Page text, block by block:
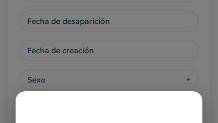
Fecha de desaparición
Fecha de creación
Sexo